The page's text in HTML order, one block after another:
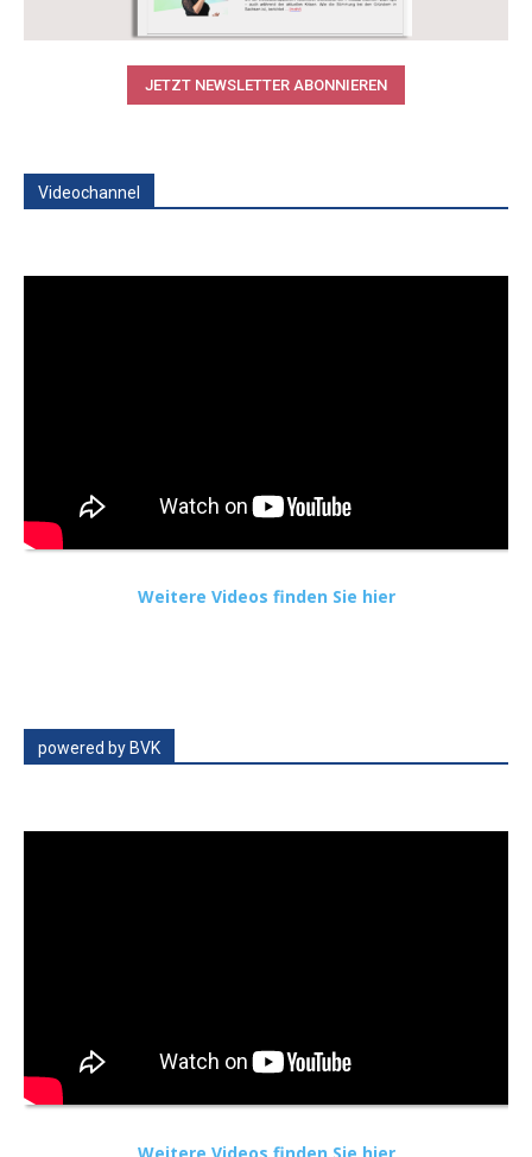
JETZT NEWSLETTER ABONNIEREN
Videochannel
Weitere Videos finden Sie hier
powered by BVK
Weitere Videos finden Sie hier